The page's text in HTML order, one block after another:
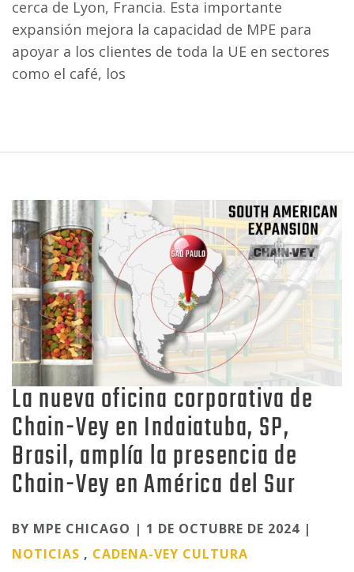
cerca de Lyon, Francia. Esta importante
expansión mejora la capacidad de MPE para
apoyar a los clientes de toda la UE en sectores
como el café, los
La nueva oficina corporativa de
Chain-Vey en Indaiatuba, SP,
Brasil, amplía la presencia de
Chain-Vey en América del Sur
Categories
BY MPE CHICAGO | 1 DE OCTUBRE DE 2024 |
NOTICIAS , CADENA-VEY CULTURA